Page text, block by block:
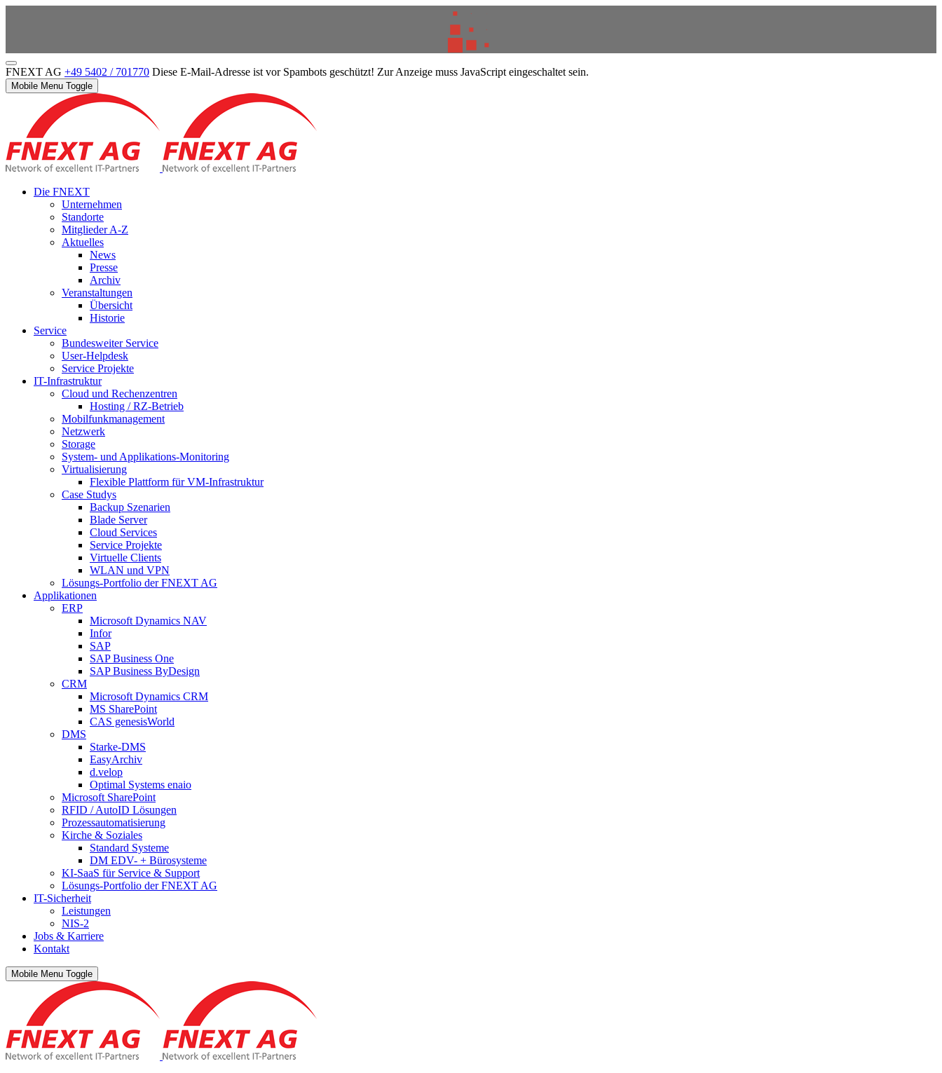
FNEXT AG +49 5402 / 701770 Diese E-Mail-Adresse ist vor Spambots geschützt! Zur Anzeige muss JavaScript eingeschaltet sein.
Mobile Menu Toggle
Die FNEXT
Unternehmen
Standorte
Mitglieder A-Z
Aktuelles
News
Presse
Archiv
Veranstaltungen
Übersicht
Historie
Service
Bundesweiter Service
User-Helpdesk
Service Projekte
IT-Infrastruktur
Cloud und Rechenzentren
Hosting / RZ-Betrieb
Mobilfunkmanagement
Netzwerk
Storage
System- und Applikations-Monitoring
Virtualisierung
Flexible Plattform für VM-Infrastruktur
Case Studys
Backup Szenarien
Blade Server
Cloud Services
Service Projekte
Virtuelle Clients
WLAN und VPN
Lösungs-Portfolio der FNEXT AG
Applikationen
ERP
Microsoft Dynamics NAV
Infor
SAP
SAP Business One
SAP Business ByDesign
CRM
Microsoft Dynamics CRM
MS SharePoint
CAS genesisWorld
DMS
Starke-DMS
EasyArchiv
d.velop
Optimal Systems enaio
Microsoft SharePoint
RFID / AutoID Lösungen
Prozessautomatisierung
Kirche & Soziales
Standard Systeme
DM EDV- + Bürosysteme
KI-SaaS für Service & Support
Lösungs-Portfolio der FNEXT AG
IT-Sicherheit
Leistungen
NIS-2
Jobs & Karriere
Kontakt
Mobile Menu Toggle